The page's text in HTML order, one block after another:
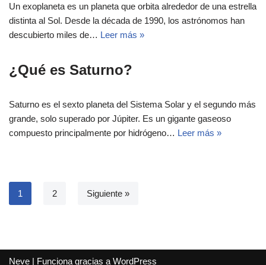
Un exoplaneta es un planeta que orbita alrededor de una estrella
distinta al Sol. Desde la década de 1990, los astrónomos han
descubierto miles de… Leer más »
¿Qué es Saturno?
Saturno es el sexto planeta del Sistema Solar y el segundo más
grande, solo superado por Júpiter. Es un gigante gaseoso
compuesto principalmente por hidrógeno… Leer más »
1 2 Siguiente »
Neve | Funciona gracias a WordPress